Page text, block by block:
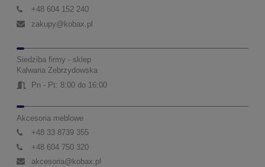
+48 604 152 240
zakupy@kobax.pl
Siedziba firmy - sklep
Kalwaria Zebrzydowska
Pn - Pt: 8:00 do 16:00
Akcesoria meblowe
+48 33 8739 355
+48 604 750 320
akcesoria@kobax.pl